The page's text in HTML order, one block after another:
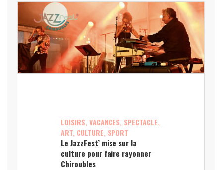
LOISIRS, VACANCES, SPECTACLE,
ART, CULTURE, SPORT
Le JazzFest’ mise sur la
culture pour faire rayonner
Chiroubles